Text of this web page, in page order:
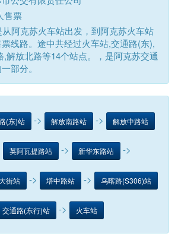
售票
阿克苏火车站出发，到阿克苏火车站
线路。途中共经过火车站,交通路(东),
解放北路等14个站点。，是阿克苏交通
部分。
(东)站 -> 解放南路站 -> 解放中路站
英阿瓦提路站 -> 新华东路站 ->
街站 -> 塔中路站 -> 乌喀路(S306)站
交通路(东行)站 -> 火车站